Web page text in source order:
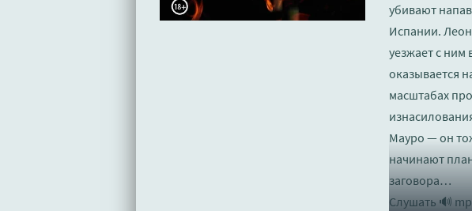
убивают
Испании.
уезжает с ним
оказывается
масштабах
Мауро — он
начинают
заговора…
Слушать 🔊